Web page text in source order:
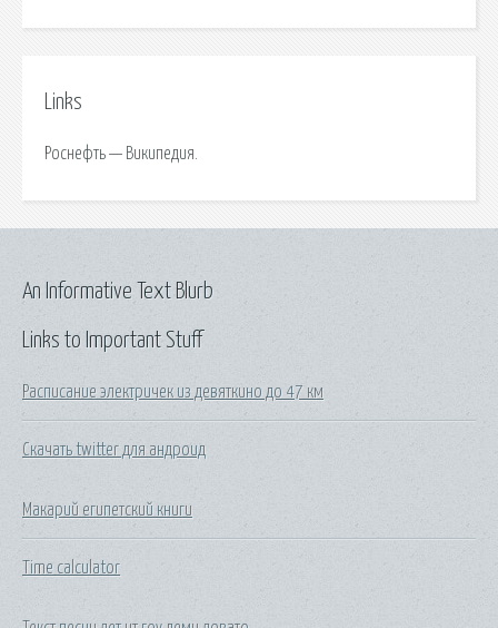
Links
Роснефть — Википедия.
Links to Important Stuff
Расписание электричек из девяткино до 47 км
Скачать twitter для андроид
Макарий египетский книги
Time calculator
An Informative Text Blurb